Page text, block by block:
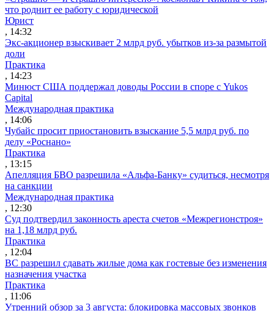
что роднит ее работу с юридической
Юрист
, 14:32
Экс-акционер взыскивает 2 млрд руб. убытков из-за размытой
доли
Практика
, 14:23
Минюст США поддержал доводы России в споре с Yukos
Capital
Международная практика
, 14:06
Чубайс просит приостановить взыскание 5,5 млрд руб. по
делу «Роснано»
Практика
, 13:15
Апелляция БВО разрешила «Альфа-Банку» судиться, несмотря
на санкции
Международная практика
, 12:30
Суд подтвердил законность ареста счетов «Межрегионстроя»
на 1,18 млрд руб.
Практика
, 12:04
ВС разрешил сдавать жилые дома как гостевые без изменения
назначения участка
Практика
, 11:06
Утренний обзор за 3 августа: блокировка массовых звонков